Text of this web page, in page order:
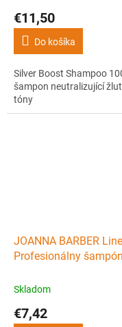
€11,50
Do košíka
Silver Boost Shampoo
šampon neutralizující
tóny
JOANNA BARBER Line
Profesionálny
1000ml
Skladom
€7,42